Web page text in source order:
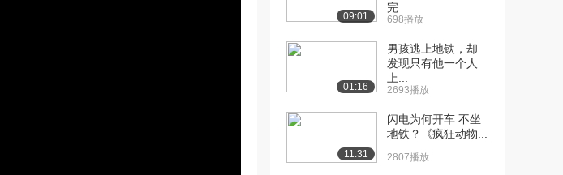
09:01
完...
698播放
01:16
男孩逃上地铁，却
发现只有他一个人
上...
2693播放
11:31
闪电为何开车 不坐
地铁？《疯狂动物...
2807播放